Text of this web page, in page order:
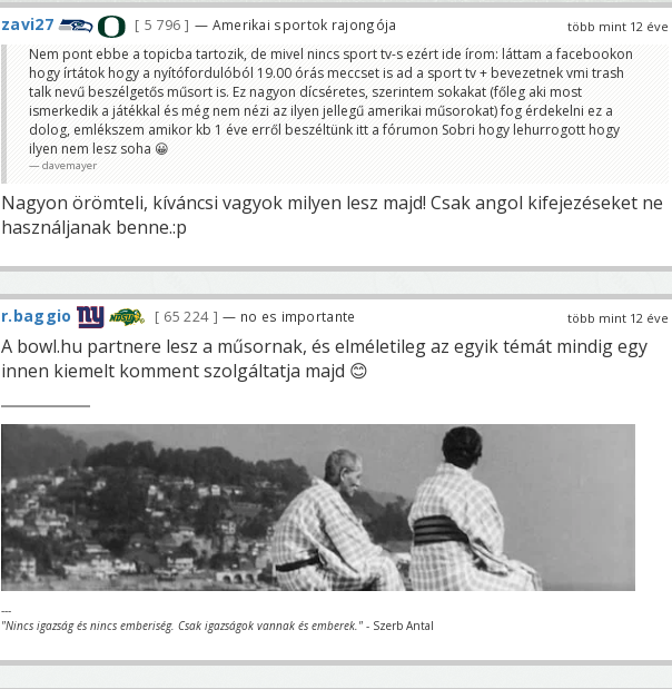
több mint 12 éve
zavi27 5 796 — Amerikai sportok rajongója
Nem pont ebbe a topicba tartozik, de mivel nincs sport tv-s ezért ide írom: láttam a facebookon
hogy írtátok hogy a nyítófordulóból 19.00 órás meccset is ad a sport tv + bevezetnek vmi trash
talk nevű beszélgetős műsort is. Ez nagyon dícséretes, szerintem sokakat (főleg aki most
ismerkedik a játékkal és még nem nézi az ilyen jellegű amerikai műsorokat) fog érdekelni ez a
dolog, emlékszem amikor kb 1 éve erről beszéltünk itt a fórumon Sobri hogy lehurrogott hogy
ilyen nem lesz soha 😀
davemayer
Nagyon örömteli, kíváncsi vagyok milyen lesz majd! Csak angol kifejezéseket ne
használjanak benne.:p
több mint 12 éve
r.baggio 65 224 — no es importante
A bowl.hu partnere lesz a műsornak, és elméletileg az egyik témát mindig egy
innen kiemelt komment szolgáltatja majd 😊
---
"Nincs igazság és nincs emberiség. Csak igazságok vannak és emberek." - Szerb Antal